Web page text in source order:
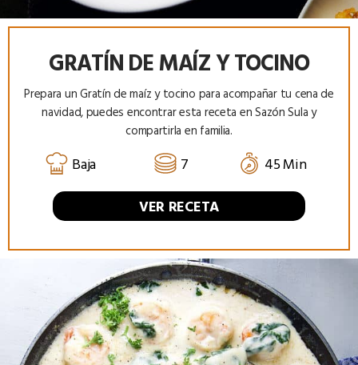
GRATÍN DE MAÍZ Y TOCINO
Prepara un Gratín de maíz y tocino para acompañar tu cena de
navidad, puedes encontrar esta receta en Sazón Sula y
compartirla en familia.
Baja 7
45 Min
VER RECETA